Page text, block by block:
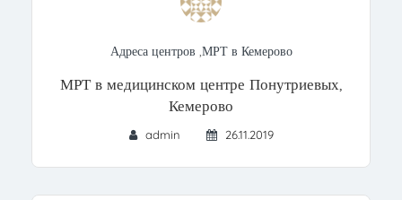
Адреса центров ,МРТ в Кемерово
МРТ в медицинском центре Понутриевых,
Кемерово
admin 26.11.2019